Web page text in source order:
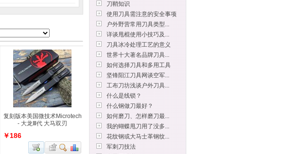
复刻版本美国微技术Microtech
- 大龙Ⅲ代 大马双刃
￥186
刀鞘知识
使用刀具需注意的安全事项
户外野营常用刀具类型...
详谈甩棍使用小技巧及...
刀具冰冷处理工艺的意义
世界十大著名品牌刀具...
如何选择刀具和多用工具
坚锋阳江刀具网谈空军...
工布刀坊浅谈户外刀具...
什么是线锁？
什么钢做刀最好？
如何磨刀、怎样磨刀最...
我的蝴蝶甩刀用了没多...
花纹钢或大马士革钢纹...
军刺刀技法